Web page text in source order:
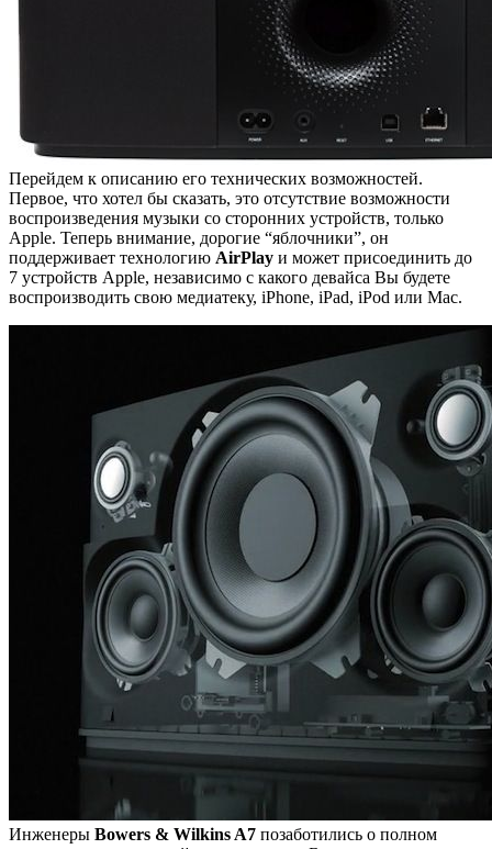
Перейдем к описанию его технических возможностей.
Первое, что хотел бы сказать, это отсутствие возможности
воспроизведения музыки со сторонних устройств, только
Apple. Теперь внимание, дорогие “яблочники”, он
поддерживает технологию AirPlay и может присоединить до
7 устройств Apple, независимо с какого девайса Вы будете
воспроизводить свою медиатеку, iPhone, iPad, iPod или Mac.
Инженеры Bowers & Wilkins A7 позаботились о полном